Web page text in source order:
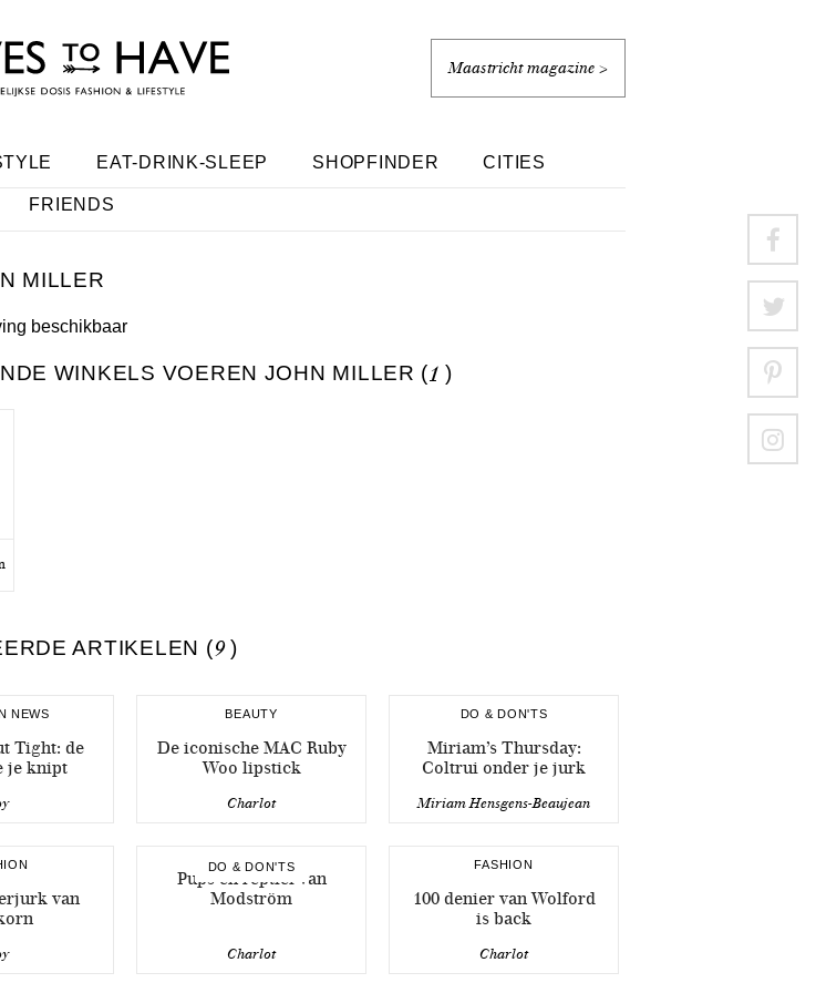
Maastricht magazine >
EAT-DRINK-SLEEP SHOPFINDER CITIES
FRIENDS
MILLER
beschikbaar
WINKELS VOEREN JOHN MILLER (1 )
ARTIKELEN (9 )
NEWS
Tight: de
je knipt
BEAUTY
De iconische MAC Ruby
Woo lipstick
Charlot
DO & DON'TS
Miriam’s Thursday:
Coltrui onder je jurk
Miriam Hensgens-Beaujean
van
DO & DON'TS
Pups en reptiel van
Modström
Charlot
FASHION
100 denier van Wolford
is back
Charlot